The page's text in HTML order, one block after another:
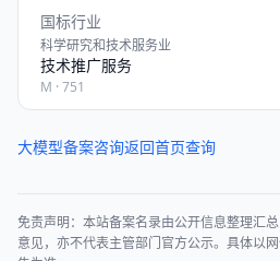
国标行业
科学研究和技术服务业
技术推广服务
M · 751
大模型备案咨询返回首页查询
免责声明：本站备案名录由公开信息整理汇
意见，亦不代表主管部门官方公示。具体以